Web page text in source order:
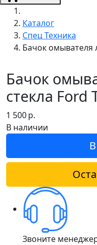
Каталог
Спец Техника
Бачок омывателя
Бачок
стекла Ford
1 500р.
В наличии
Звоните